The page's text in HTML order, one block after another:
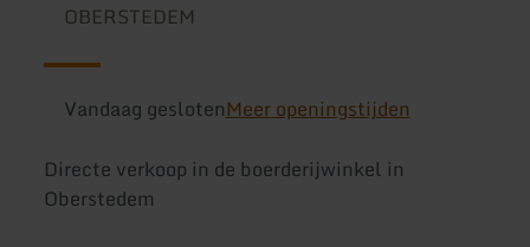
OBERSTEDEM
Vandaag geslotenMeer openingstijden
Directe verkoop in de boerderijwinkel in
Oberstedem